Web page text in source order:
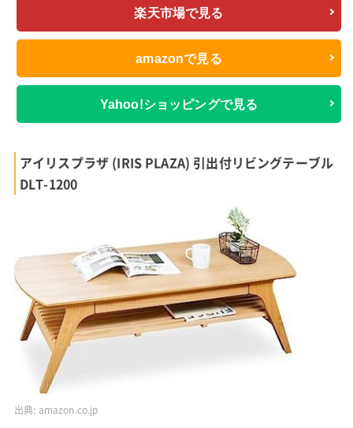
楽天市場で見る
amazonで見る
Yahoo!ショッピングで見る
アイリスプラザ (IRIS PLAZA) 引出付リビングテーブル
DLT-1200
出典: amazon.co.jp